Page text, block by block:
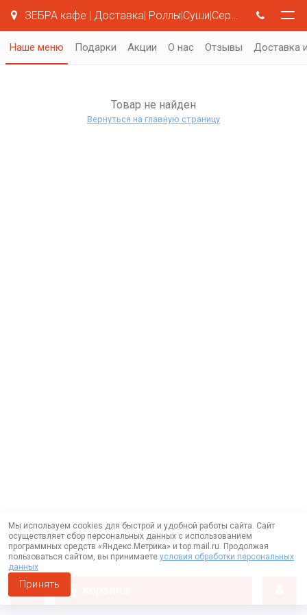
ЗЕБРА кафе | Доставка| Роллы|Суши|Серая Зебра
Наше меню Подарки Акции О нас Отзывы Доставка
Товар не найден
Вернуться на главную страницу
Мы используем cookies для быстрой и удобной работы сайта. Сайт
осуществляет сбор персональных данных с использованием
программных средств «Яндекс.Метрика» и top.mail.ru. Продолжая
пользоваться сайтом, вы принимаете условия обработки персональных
данных
Принять